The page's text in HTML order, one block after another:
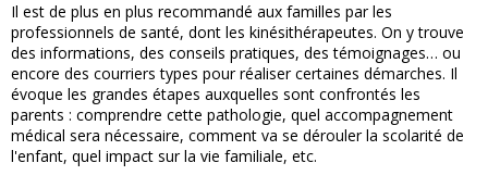
Il est de plus en plus recommandé aux familles par les
professionnels de santé, dont les kinésithérapeutes. On y trouve
des informations, des conseils pratiques, des témoignages… ou
encore des courriers types pour réaliser certaines démarches. Il
évoque les grandes étapes auxquelles sont confrontés les
parents : comprendre cette pathologie, quel accompagnement
médical sera nécessaire, comment va se dérouler la scolarité de
l'enfant, quel impact sur la vie familiale, etc.